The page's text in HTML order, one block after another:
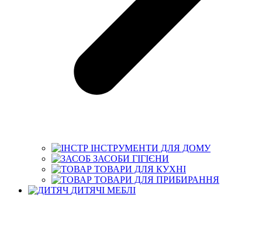
ІНСТРУМЕНТИ ДЛЯ ДОМУ
ЗАСОБИ ГІГІЄНИ
ТОВАРИ ДЛЯ КУХНІ
ТОВАРИ ДЛЯ ПРИБИРАННЯ
ДИТЯЧІ МЕБЛІ